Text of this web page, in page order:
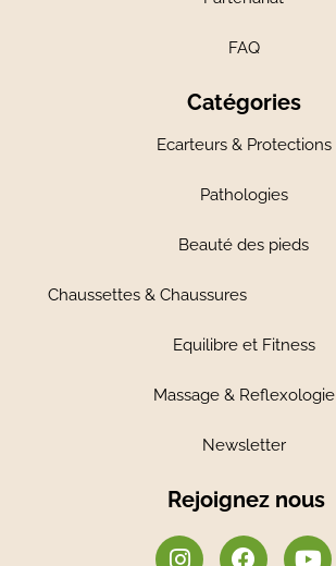
FAQ
Catégories
Ecarteurs & Protections
Pathologies
Beauté des pieds
Chaussettes & Chaussures
Equilibre et Fitness
Massage & Reflexologie
Newsletter
Rejoignez nous